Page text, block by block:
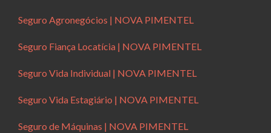
Seguro Agronegócios | NOVA PIMENTEL
Seguro Fiança Locatícia | NOVA PIMENTEL
Seguro Vida Individual | NOVA PIMENTEL
Seguro Vida Estagiário | NOVA PIMENTEL
Seguro de Máquinas | NOVA PIMENTEL